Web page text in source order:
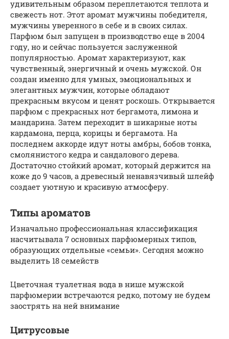
удивительным образом переплетаются теплота и
свежесть нот. Этот аромат мужчины победителя,
мужчины уверенного в себе и в своих силах.
Парфюм был запущен в производство еще в 2004
году, но и сейчас пользуется заслуженной
популярностью. Аромат характеризуют, как
чувственный, энергичный и очень мужской. Он
создан именно для умных, эмоциональных и
элегантных мужчин, которые обладают
прекрасным вкусом и ценят роскошь. Открывается
парфюм с прекрасных нот бергамота, лимона и
мандарина. Затем переходит в шикарные ноты
кардамона, перца, корицы и бергамота. На
последнем аккорде идут ноты амбры, бобов тонка,
смолянистого кедра и сандалового дерева.
Достаточно стойкий аромат, который держится на
коже до 9 часов, а древесный ненавязчивый шлейф
создает уютную и красивую атмосферу.
Типы ароматов
Изначально профессиональная классификация
насчитывала 7 основных парфюмерных типов,
образующих отдельные «семьи». Сегодня можно
выделить 18 семейств
Цветочная туалетная вода в нише мужской
парфюмерии встречаются редко, потому не будем
заострять на ней внимание
Цитрусовые